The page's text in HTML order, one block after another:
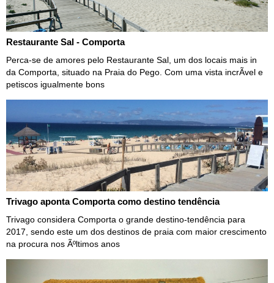
Restaurante Sal - Comporta
Perca-se de amores pelo Restaurante Sal, um dos locais mais in
da Comporta, situado na Praia do Pego. Com uma vista incrÃ­vel e
petiscos igualmente bons
Trivago aponta Comporta como destino tendência
Trivago considera Comporta o grande destino-tendência para
2017, sendo este um dos destinos de praia com maior crescimento
na procura nos Ãºltimos anos